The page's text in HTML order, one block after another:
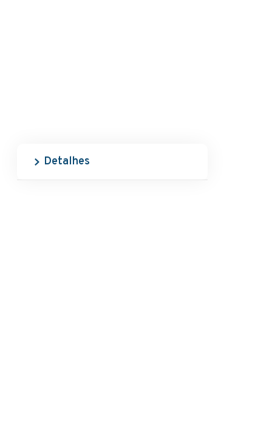
Detalhes